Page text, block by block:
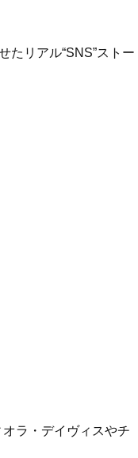
たリアル“SNS”ストー
ラ・デイヴィスやチ